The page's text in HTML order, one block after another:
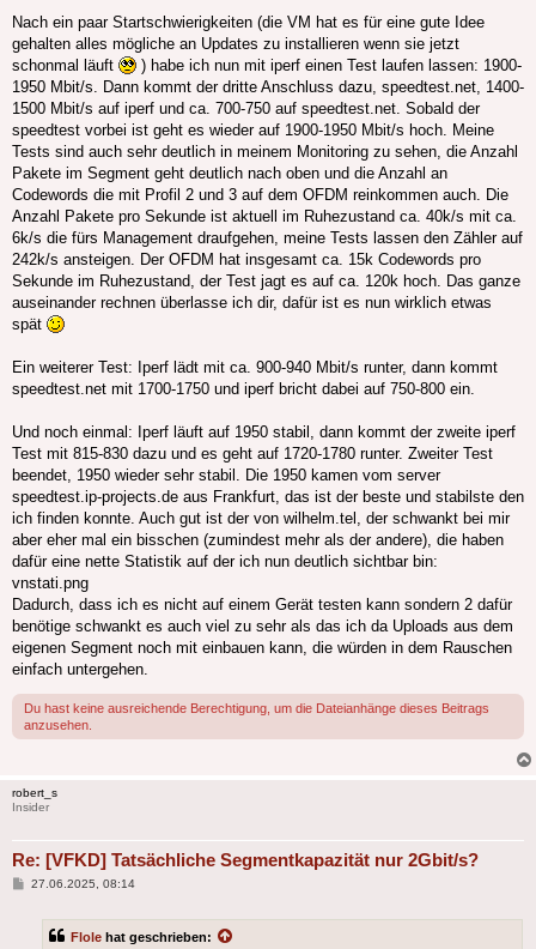
Nach ein paar Startschwierigkeiten (die VM hat es für eine gute Idee
gehalten alles mögliche an Updates zu installieren wenn sie jetzt
schonmal läuft
) habe ich nun mit iperf einen Test laufen lassen: 1900-
1950 Mbit/s. Dann kommt der dritte Anschluss dazu, speedtest.net, 1400-
1500 Mbit/s auf iperf und ca. 700-750 auf speedtest.net. Sobald der
speedtest vorbei ist geht es wieder auf 1900-1950 Mbit/s hoch. Meine
Tests sind auch sehr deutlich in meinem Monitoring zu sehen, die Anzahl
Pakete im Segment geht deutlich nach oben und die Anzahl an
Codewords die mit Profil 2 und 3 auf dem OFDM reinkommen auch. Die
Anzahl Pakete pro Sekunde ist aktuell im Ruhezustand ca. 40k/s mit ca.
6k/s die fürs Management draufgehen, meine Tests lassen den Zähler auf
242k/s ansteigen. Der OFDM hat insgesamt ca. 15k Codewords pro
Sekunde im Ruhezustand, der Test jagt es auf ca. 120k hoch. Das ganze
auseinander rechnen überlasse ich dir, dafür ist es nun wirklich etwas
spät
Ein weiterer Test: Iperf lädt mit ca. 900-940 Mbit/s runter, dann kommt
speedtest.net mit 1700-1750 und iperf bricht dabei auf 750-800 ein.
Und noch einmal: Iperf läuft auf 1950 stabil, dann kommt der zweite iperf
Test mit 815-830 dazu und es geht auf 1720-1780 runter. Zweiter Test
beendet, 1950 wieder sehr stabil. Die 1950 kamen vom server
speedtest.ip-projects.de aus Frankfurt, das ist der beste und stabilste den
ich finden konnte. Auch gut ist der von wilhelm.tel, der schwankt bei mir
aber eher mal ein bisschen (zumindest mehr als der andere), die haben
dafür eine nette Statistik auf der ich nun deutlich sichtbar bin:
vnstati.png
Dadurch, dass ich es nicht auf einem Gerät testen kann sondern 2 dafür
benötige schwankt es auch viel zu sehr als das ich da Uploads aus dem
eigenen Segment noch mit einbauen kann, die würden in dem Rauschen
einfach untergehen.
Du hast keine ausreichende Berechtigung, um die Dateianhänge dieses Beitrags
anzusehen.
robert_s
Insider
Re: [VFKD] Tatsächliche Segmentkapazität nur 2Gbit/s?
Beitrag
27.06.2025, 08:14
Flole hat geschrieben: